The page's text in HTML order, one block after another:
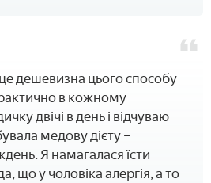
дешевизна цього способу
в кожному
двічі в день і відчуваю
медову дієту –
Я намагалася їсти
що у чоловіка алергія, а то